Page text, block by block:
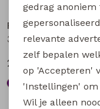
Persival
22,99
gedrag anoniem
relevante
zelf bepalen
op 'Accepteren'
'Instellingen' om
Wil je alleen